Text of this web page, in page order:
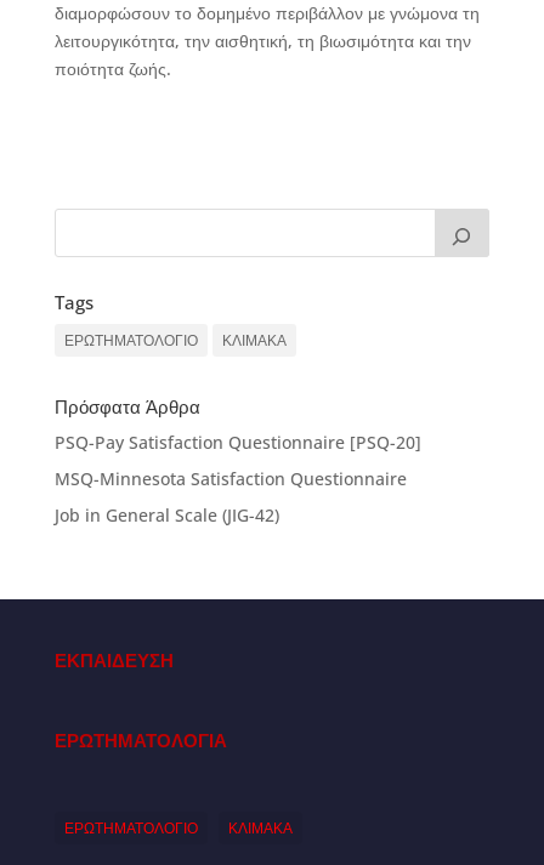
διαμορφώσουν το δομημένο περιβάλλον με γνώμονα τη
λειτουργικότητα, την αισθητική, τη βιωσιμότητα και την
ποιότητα ζωής.
Tags
ΕΡΩΤΗΜΑΤΟΛΟΓΙΟ ΚΛΙΜΑΚΑ
Πρόσφατα Άρθρα
PSQ-Pay Satisfaction Questionnaire [PSQ-20]
MSQ-Minnesota Satisfaction Questionnaire
Job in General Scale (JIG-42)
ΕΚΠΑΙΔΕΥΣΗ
ΕΡΩΤΗΜΑΤΟΛΟΓΙΑ
ΕΡΩΤΗΜΑΤΟΛΟΓΙΟ ΚΛΙΜΑΚΑ